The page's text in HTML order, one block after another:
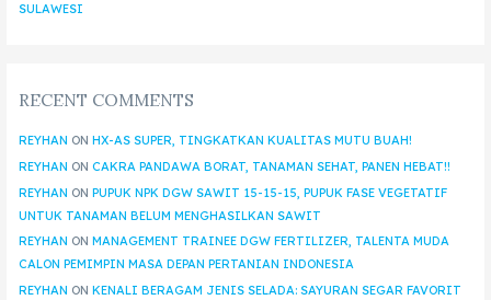
SULAWESI
RECENT COMMENTS
REYHAN ON HX-AS SUPER, TINGKATKAN KUALITAS MUTU BUAH!
REYHAN ON CAKRA PANDAWA BORAT, TANAMAN SEHAT, PANEN HEBAT!!
REYHAN ON PUPUK NPK DGW SAWIT 15-15-15, PUPUK FASE VEGETATIF
UNTUK TANAMAN BELUM MENGHASILKAN SAWIT
REYHAN ON MANAGEMENT TRAINEE DGW FERTILIZER, TALENTA MUDA
CALON PEMIMPIN MASA DEPAN PERTANIAN INDONESIA
REYHAN ON KENALI BERAGAM JENIS SELADA: SAYURAN SEGAR FAVORIT